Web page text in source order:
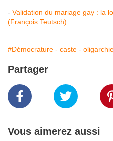
- Validation du mariage gay : la
(François Teutsch)
#Démocrature - caste -
Partager
Vous aimerez aussi